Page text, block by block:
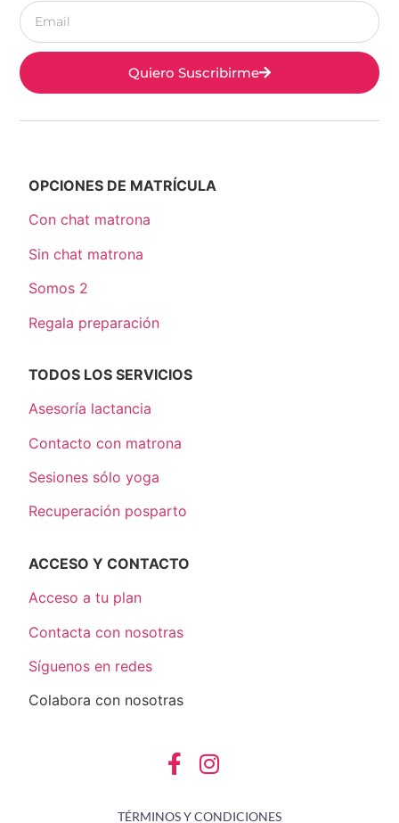
Quiero Suscribirme
OPCIONES DE MATRÍCULA
Con chat matrona
Sin chat matrona
Somos 2
Regala preparación
TODOS LOS SERVICIOS
Asesoría lactancia
Contacto con matrona
Sesiones sólo yoga
Recuperación posparto
ACCESO Y CONTACTO
Acceso a tu plan
Contacta con nosotras
Síguenos en redes
Colabora con nosotras
TÉRMINOS Y CONDICIONES